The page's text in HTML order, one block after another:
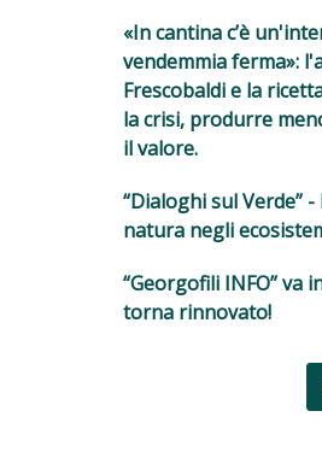
«In cantina c’è
vendemmia ferma»:
Frescobaldi e la
la crisi, produrre
il valore.
“Dialoghi sul Verde”
natura negli
“Georgofili INFO” va
torna rinnovato!